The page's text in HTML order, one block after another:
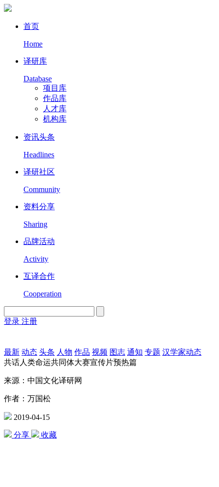
首页
Home
译研库
Database
项目库
作品库
人才库
机构库
资讯头条
Headlines
译研社区
Community
资料分享
Sharing
品牌活动
Activity
互译合作
Cooperation
登录 注册
最新 动态 头条 人物 作品 视频 图志 通知 专题 汉学家动态
共话人类命运共同体大赛宣传片预热篇
来源：中国文化译研网
作者：万国松
2019-04-15
分享 收藏